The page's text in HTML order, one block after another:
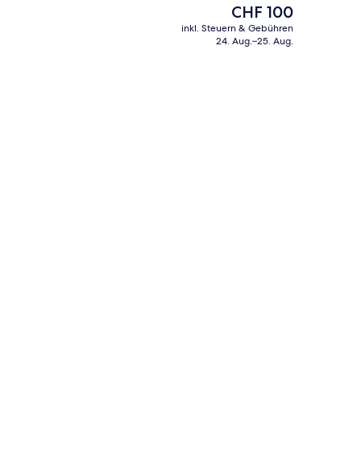
Daunenbettdecken, Minibar,
Der
aktuelle
Preis
CHF 100
inkl. Steuern & Gebühren
24. Aug.–25. Aug.